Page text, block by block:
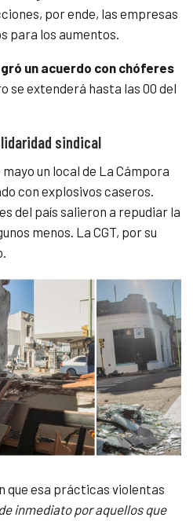
por ende, las empresas
para los aumentos.
un acuerdo con chóferes
se extenderá hasta las 00 del
sindical
un local de La Cámpora
con explosivos caseros.
del país salieron a repudiar la
menos. La CGT, por su
que esa prácticas violentas
inmediato por aquellos que